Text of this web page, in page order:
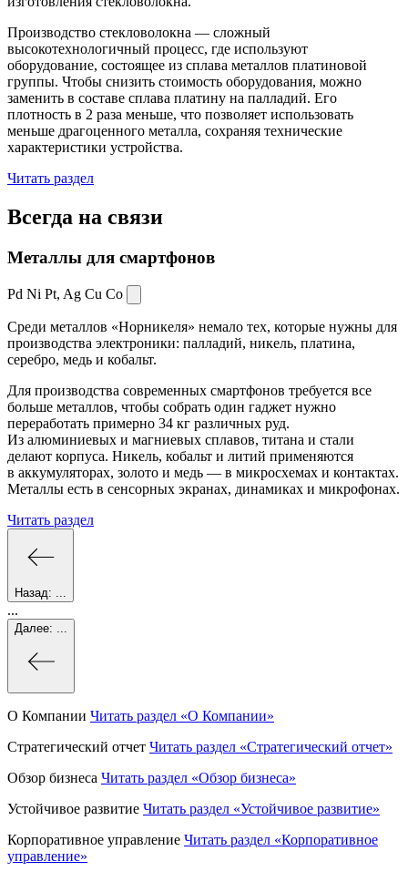
Производство стекловолокна — сложный
высокотехнологичный процесс, где используют
оборудование, состоящее из сплава металлов платиновой
группы. Чтобы снизить стоимость оборудования, можно
заменить в составе сплава платину на палладий. Его
плотность в 2 раза меньше, что позволяет использовать
меньше драгоценного металла, сохраняя технические
характеристики устройства.
Читать раздел
Всегда на связи
Металлы для смартфонов
Pd Ni Pt, Ag Cu Co
Среди металлов «Норникеля» немало тех, которые нужны для
производства электроники: палладий, никель, платина,
серебро, медь и кобальт.
Для производства современных смартфонов требуется все
больше металлов, чтобы собрать один гаджет нужно
переработать примерно 34 кг различных руд.
Из алюминиевых и магниевых сплавов, титана и стали
делают корпуса. Никель, кобальт и литий применяются
в аккумуляторах, золото и медь — в микросхемах и контактах.
Металлы есть в сенсорных экранах, динамиках и микрофонах.
Читать раздел
Назад:
...
Далее:
О Компании Читать раздел «О Компании»
Стратегический отчет Читать раздел «Стратегический отчет»
Обзор бизнеса Читать раздел «Обзор бизнеса»
Устойчивое развитие Читать раздел «Устойчивое развитие»
Корпоративное управление Читать раздел «Корпоративное
управление»